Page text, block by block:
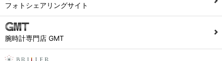
(2)当社の個人情報に関するお問合せは、以下の窓口で承ります。お問合せの内容により必要な書類提出や質問へのご回答をお願いすることがあります。
シュッピン株式会社 個人情報相談窓口
Mail：privacy@syuppin.com (受付)
フォトシェアリングサイト
腕時計専門店 GMT